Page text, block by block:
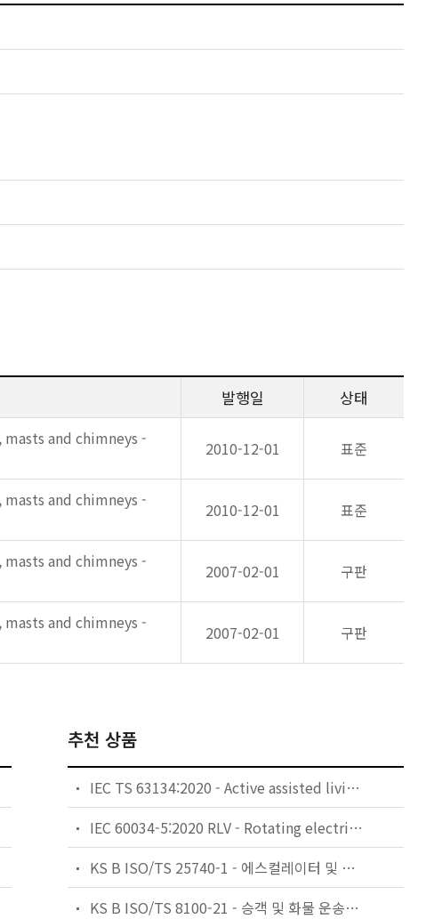
발행일 상태
and chimneys -
2010-12-01 표준
and chimneys -
2010-12-01 표준
and chimneys -
2007-02-01 구판
and chimneys -
2007-02-01 구판
추천 상품
IEC TS 63134:2020 - Active assisted living (AAL) use cases
IEC 60034-5:2020 RLV - Rotating electrical machines - Part 5: Degrees of protection provided by the integral design of rotating electrical machines (IP code) - Classification
KS B ISO/TS 25740-1 - 에스컬레이터 및 무빙워크에 대한 안전요건 — 제1부: 세계공통 필수 안전요건(GESRs)
KS B ISO/TS 8100-21 - 승객 및 화물 운송용 엘리베이터 —제21부: 세계공통 필수안전요건(GESRs)을 충족하는 세계공통 안전 파라미터(GSPs)